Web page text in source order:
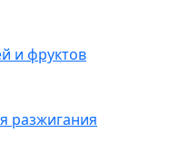
и фруктов
разжигания